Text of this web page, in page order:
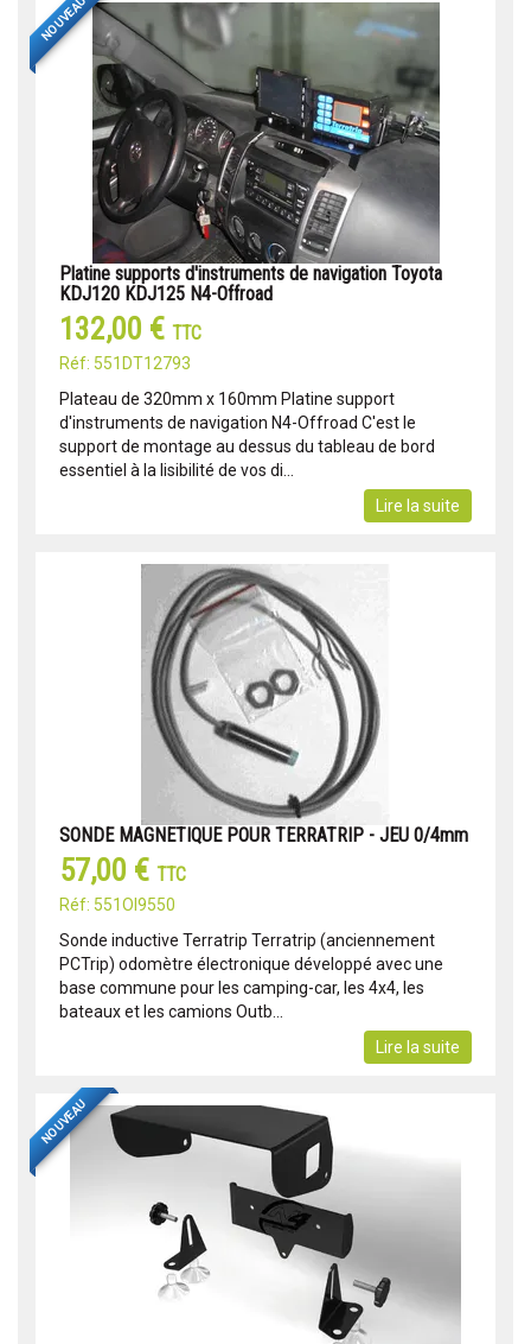
NOUVEAU
Platine supports d'instruments de navigation Toyota
KDJ120 KDJ125 N4-Offroad
132,00 € TTC
Réf: 551DT12793
Plateau de 320mm x 160mm Platine support
d'instruments de navigation N4-Offroad C'est le
support de montage au dessus du tableau de bord
essentiel à la lisibilité de vos di...
Lire la suite
SONDE MAGNETIQUE POUR TERRATRIP - JEU 0/4mm
57,00 € TTC
Réf: 551OI9550
Sonde inductive Terratrip Terratrip (anciennement
PCTrip) odomètre électronique développé avec une
base commune pour les camping-car, les 4x4, les
bateaux et les camions Outb...
Lire la suite
NOUVEAU